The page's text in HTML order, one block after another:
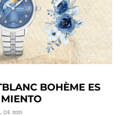
BOHÈME ES
DE 2025